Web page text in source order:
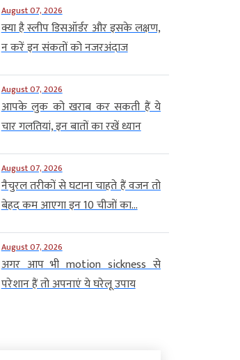
August 07, 2026
क्या है स्लीप डिसऑर्डर और इसके लक्षण,
न करें इन संकतों को नजरअंदाज
August 07, 2026
आपके लुक को खराब कर सकती हैं ये
चार गलतियां, इन बातों का रखें ध्यान
August 07, 2026
नैचुरल तरीकों से घटाना चाहते हैं वजन तो
बेहद कम आएगा इन 10 चीजों का...
August 07, 2026
अगर आप भी motion sickness से
परेशान हैं तो अपनाएं ये घरेलू उपाय